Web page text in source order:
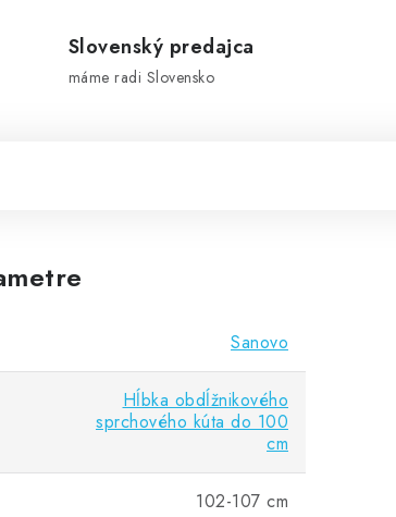
Slovenský predajca
máme radi Slovensko
Sanovo
Hĺbka obdĺžnikového
sprchového kúta do 100
cm
102-107 cm